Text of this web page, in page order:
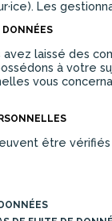
Les
DONNÉES
avez laissé des
à votre
vous
être